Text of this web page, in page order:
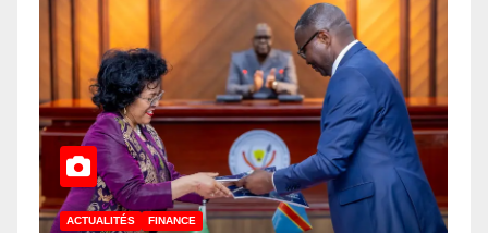
FINANCE ACTUALITÉS